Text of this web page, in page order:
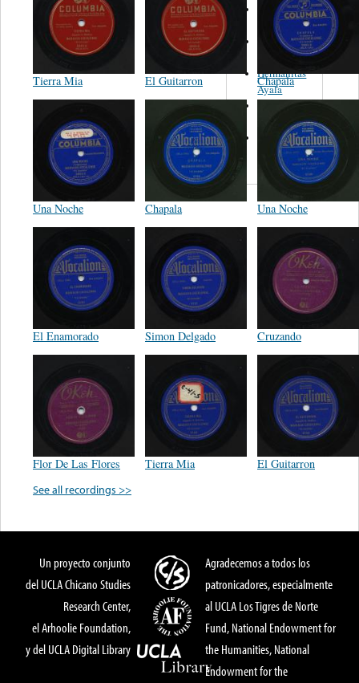
Tierra Mia El Guitarron Chapala
Una Noche Chapala Una Noche
El Enamorado Simon Delgado Cruzando
Flor De Las Flores Tierra Mia
El Guitarron
See all recordings >>
Felipe
Martinez
Daniel
Valdez
Hermanitas
Ayala
Pacharacos
Un proyecto conjunto
del UCLA Chicano Studies
Research Center,
el Arhoolie Foundation,
y del UCLA Digital Library
Agradecemos a todos los
patronicadores, especialmente
al UCLA Los Tigres de Norte
Fund, National Endowment for
the Humanities, National
Endowment for the